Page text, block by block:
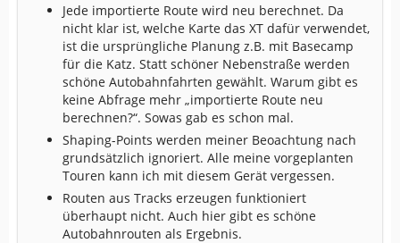
Jede importierte Route wird neu berechnet. Da
nicht klar ist, welche Karte das XT dafür verwendet,
ist die ursprüngliche Planung z.B. mit Basecamp
für die Katz. Statt schöner Nebenstraße werden
schöne Autobahnfahrten gewählt. Warum gibt es
keine Abfrage mehr „importierte Route neu
berechnen?“. Sowas gab es schon mal.
Shaping-Points werden meiner Beoachtung nach
grundsätzlich ignoriert. Alle meine vorgeplanten
Touren kann ich mit diesem Gerät vergessen.
Routen aus Tracks erzeugen funktioniert
überhaupt nicht. Auch hier gibt es schöne
Autobahnrouten als Ergebnis.